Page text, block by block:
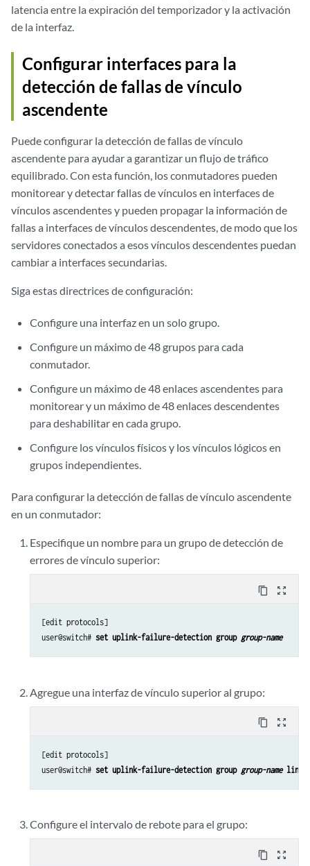
latencia entre la expiración del temporizador y la activación
de la interfaz.
Configurar interfaces para la
detección de fallas de vínculo
ascendente
Puede configurar la detección de fallas de vínculo
ascendente para ayudar a garantizar un flujo de tráfico
equilibrado. Con esta función, los conmutadores pueden
monitorear y detectar fallas de vínculos en interfaces de
vínculos ascendentes y pueden propagar la información de
fallas a interfaces de vínculos descendentes, de modo que los
servidores conectados a esos vínculos descendentes puedan
cambiar a interfaces secundarias.
Siga estas directrices de configuración:
Configure una interfaz en un solo grupo.
Configure un máximo de 48 grupos para cada
conmutador.
Configure un máximo de 48 enlaces ascendentes para
monitorear y un máximo de 48 enlaces descendentes
para deshabilitar en cada grupo.
Configure los vínculos físicos y los vínculos lógicos en
grupos independientes.
Para configurar la detección de fallas de vínculo ascendente
en un conmutador:
Especifique un nombre para un grupo de detección de
errores de vínculo superior:
content_copy zoom_out_map
[edit protocols]
user@switch# set uplink-failure-detection group group-name
Agregue una interfaz de vínculo superior al grupo:
content_copy zoom_out_map
[edit protocols]
user@switch# set uplink-failure-detection group group-name link-
Configure el intervalo de rebote para el grupo:
content_copy zoom_out_map